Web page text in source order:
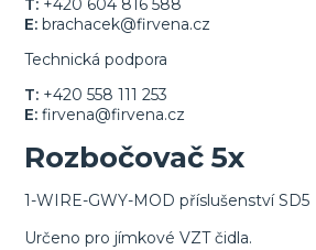
T: +420 604 816 588
E:brachacek@firvena.cz
Technická podpora
T: +420 558 111 253
E:firvena@firvena.cz
Rozbočovač 5x
1-WIRE-GWY-MOD příslušenství SD5
Určeno pro jímkové VZT čidla.